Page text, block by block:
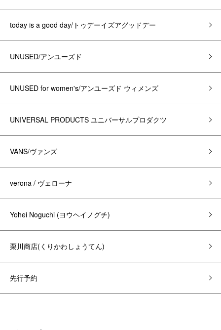
today is a good day/トゥデーイズアグッドデー
UNUSED/アンユーズド
UNUSED for women's/アンユーズド ウィメンズ
UNIVERSAL PRODUCTS ユニバーサルプロダクツ
VANS/ヴァンズ
verona / ヴェローナ
Yohei Noguchi (ヨウヘイノグチ)
栗川商店(くりかわしょうてん)
先行予約